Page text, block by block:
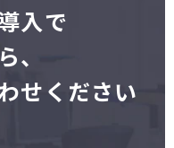
入で
、
せください